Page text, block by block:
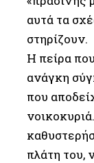
αυτά τα
στηρίζουν.
Η πείρα
ανάγκη
που
πλάτη του,